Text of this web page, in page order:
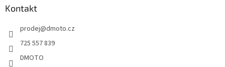
Kontakt
prodej@dmoto.cz
725 557 839
DMOTO